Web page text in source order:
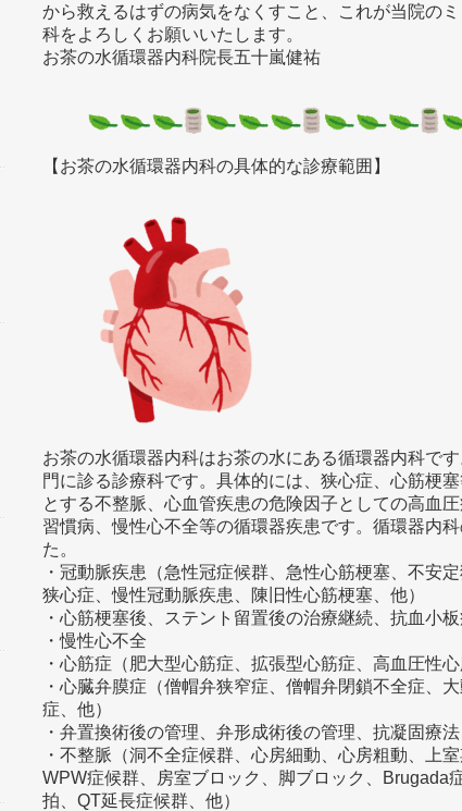
から救えるはずの病気をなくすこと、これが当院の
科をよろしくお願いいたします。
お茶の水循環器内科院長五十嵐健祐
【お茶の水循環器内科の具体的な診療範囲】
お茶の水循環器内科はお茶の水にある循環器内科で
門に診る診療科です。具体的には、狭心症、心筋梗
とする不整脈、心血管疾患の危険因子としての高血
習慣病、慢性心不全等の循環器疾患です。循環器内
た。
・冠動脈疾患（急性冠症候群、急性心筋梗塞、不安
狭心症、慢性冠動脈疾患、陳旧性心筋梗塞、他）
・心筋梗塞後、ステント留置後の治療継続、抗血小
・慢性心不全
・心筋症（肥大型心筋症、拡張型心筋症、高血圧性心
・心臓弁膜症（僧帽弁狭窄症、僧帽弁閉鎖不全症、
症、他）
・弁置換術後の管理、弁形成術後の管理、抗凝固療法
・不整脈（洞不全症候群、心房細動、心房粗動、上
WPW症候群、房室ブロック、脚ブロック、Brugada
拍、QT延長症候群、他）